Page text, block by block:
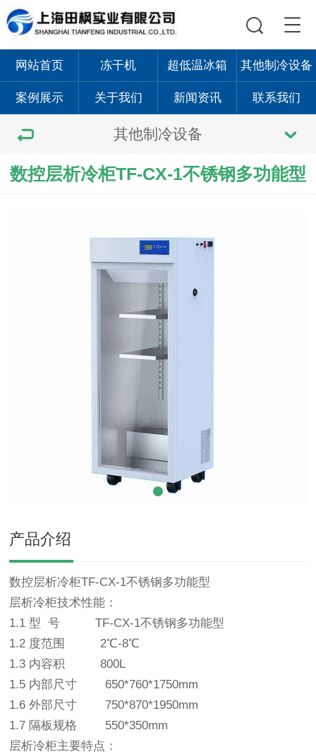
网站首页 冻干机 超低温冰箱 其他制冷设备
案例展示 关于我们 新闻资讯 联系我们
其他制冷设备
数控层析冷柜TF-CX-1不锈钢多功能型
产品介绍
数控层析冷柜TF-CX-1不锈钢多功能型
层析冷柜技术性能：
1.1 型 号 TF-CX-1不锈钢多功能型
1.2 度范围 2℃-8℃
1.3 内容积 800L
1.5 内部尺寸 650*760*1750mm
1.6 外部尺寸 750*870*1950mm
1.7 隔板规格 550*350mm
层析冷柜主要特点：